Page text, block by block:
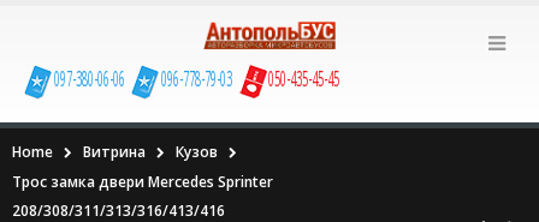
097-380-06-06 096-778-79-03 050-435-45-45
Home Витрина
Кузов
Трос замка двери Mercedes Sprinter
208/308/311/313/316/413/416